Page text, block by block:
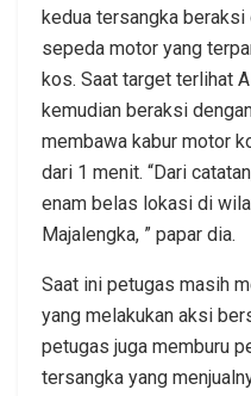
kedua tersangka
sepeda motor yang
kos. Saat target terlihat
kemudian beraksi
membawa kabur motor
dari 1 menit. “Dari
enam belas lokasi di
Majalengka, ” papar dia.
Saat ini petugas masih
yang melakukan aksi
petugas juga memburu
tersangka yang